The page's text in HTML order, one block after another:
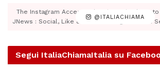
@ITALIACHIAMA
The Instagram Access Token is expired, Go
JNews : Social, Like & View > Instagram Feed
Segui ItaliaChiamaItalia su